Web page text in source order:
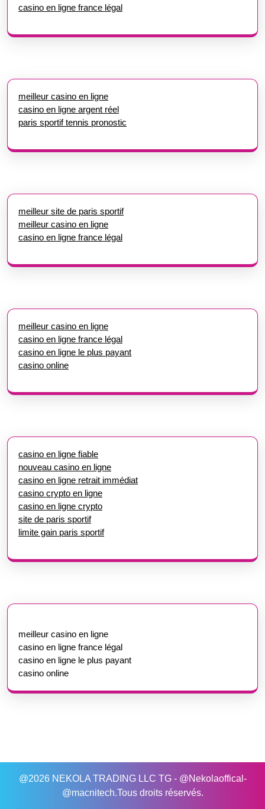
casino en ligne france légal
meilleur casino en ligne
casino en ligne argent réel
paris sportif tennis pronostic
meilleur site de paris sportif
meilleur casino en ligne
casino en ligne france légal
meilleur casino en ligne
casino en ligne france légal
casino en ligne le plus payant
casino online
casino en ligne fiable
nouveau casino en ligne
casino en ligne retrait immédiat
casino crypto en ligne
casino en ligne crypto
site de paris sportif
limite gain paris sportif
meilleur casino en ligne
casino en ligne france légal
casino en ligne le plus payant
casino online
@2026 NEKOLA TRADING LLC TG - @Nekolaoffical-
@macnitech.Tous droits réservés.